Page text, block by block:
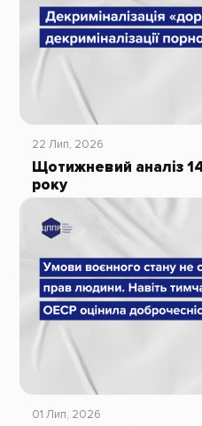
22 Лип, 2026
Щотижневий аналіз
року
01 Лип, 2026